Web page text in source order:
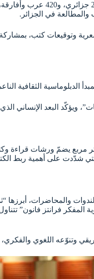
والمطالعة في الجزائر.
الثقافية
البعد الإنساني الذي
طبعة 2025 اهتماماً خاصاً بالطفل من خلال
شدّدت على أهمية ربط
وتنوّعه اللغوي